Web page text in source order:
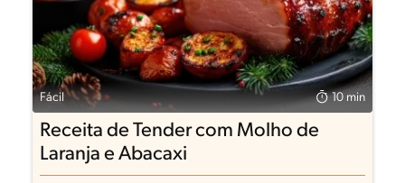
Fácil 10 min
Receita de Tender com Molho de
Laranja e Abacaxi